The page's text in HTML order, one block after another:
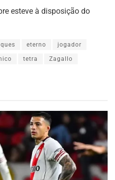
esteve à disposição do
eterno jogador
tetra Zagallo